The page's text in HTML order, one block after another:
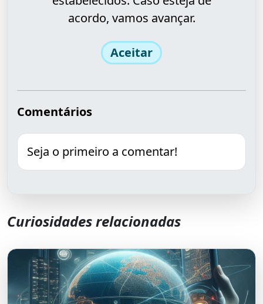
acordo, vamos avançar.
Aceitar
Comentários
Seja o primeiro a comentar!
Curiosidades relacionadas